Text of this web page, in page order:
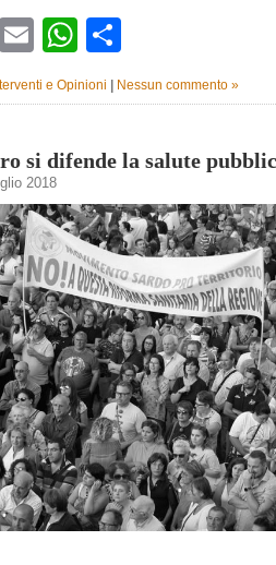
Twitter
EmailWhatsApp
e Opinioni | Nessun commento »
si difende la salute
2018